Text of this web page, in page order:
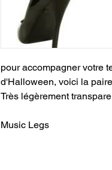
pour accompagner votre
d'Halloween, voici la
Très légèrement
Music Legs